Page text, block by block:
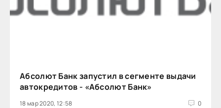
Абсолют Банк запустил в сегменте выдачи
автокредитов - «Абсолют Банк»
18 мар 2020, 12:58 0